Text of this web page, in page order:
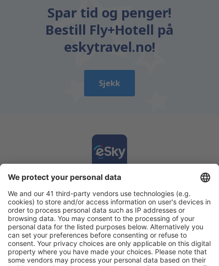
Spar tid og penger!
Bestill Fly+Hotell på
eskytravel.no!
Sjekk
Last ned appen vårog planlegg reisene
dine enkelt